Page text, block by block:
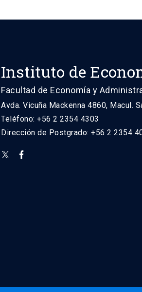
Instituto de
Facultad de Economía y
Avda. Vicuña Mackenna 4860, Macul.
Teléfono: +56 2 2354 4303
Dirección de Postgrado: +56 2 2354